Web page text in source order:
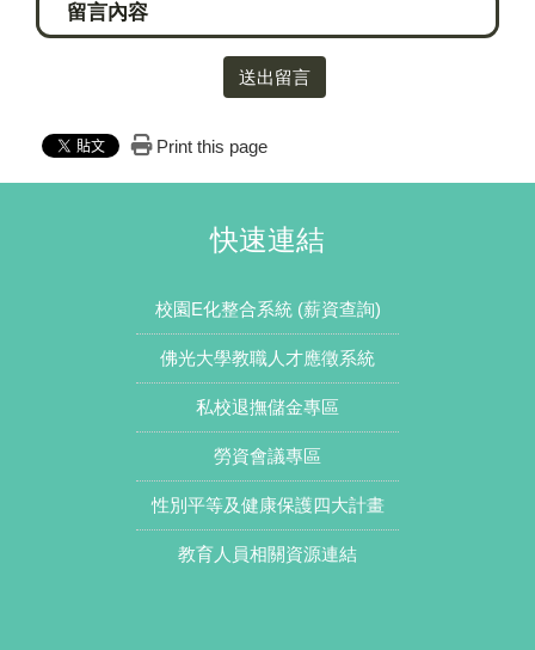
送出留言
Print this page
快速連結
校園E化整合系統 (薪資查詢)
佛光大學教職人才應徵系統
私校退撫儲金專區
勞資會議專區
性別平等及健康保護四大計畫
教育人員相關資源連結